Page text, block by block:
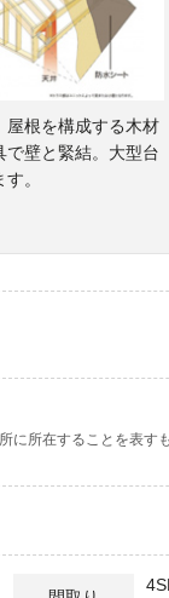
屋根を構成する木材
で壁と緊結。大型台
。
所在することを表す